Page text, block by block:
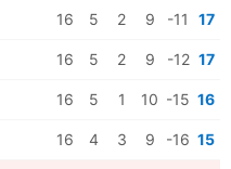
16 5 2 9 -11 17
16 5 2 9 -12 17
16 5 1 10 -15 16
16 4 3 9 -16 15